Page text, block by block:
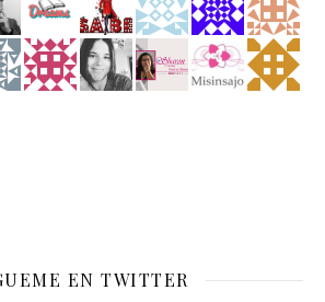
EN TWITTER